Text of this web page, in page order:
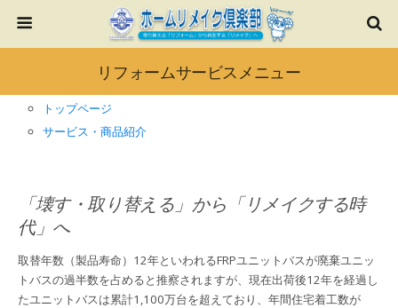
リフォームサービスメニュー
トップページ
サービス・商品紹介
「壊す・取り替える」から「リメイクする時
代」へ
取替年数（製品寿命）12年といわれるFRPユニットバスが廃棄ユニッ
トバスの過半数を占めると推察されますが、現在出荷後12年を経過し
たユニットバスは累計1,100万台を超えており、年間住宅着工数が